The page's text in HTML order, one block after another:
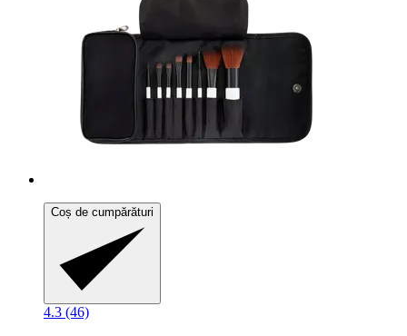
Coș de cumpărături
4.3 (46)